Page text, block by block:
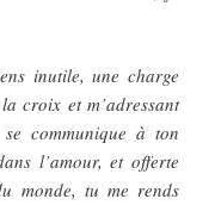
inutile, une charge
croix et m’adressant
communique à ton
l’amour, et offerte
monde, tu me rends